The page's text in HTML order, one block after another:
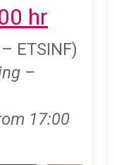
hr
– ETSINF)
–
17:00